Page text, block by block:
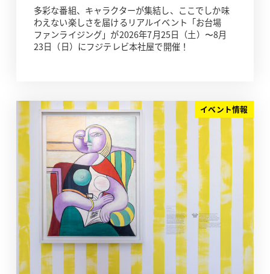
多彩な番組、キャラクターが集結し、ここでしか味
わえない楽しさを届けるリアルイベント「お台場
ファンライジング」が2026年7月25日（土）〜8月
23日（日）にフジテレビ本社屋で開催！
イベント情報